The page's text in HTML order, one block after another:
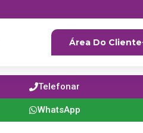
Área Do Cliente
Telefonar
WhatsApp